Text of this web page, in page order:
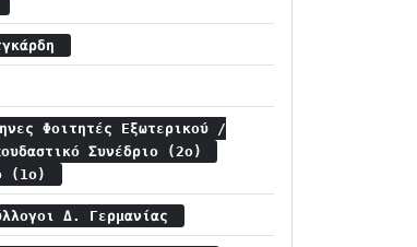
Φοιτητές Εξωτερικού /
Συνέδριο (2ο)
(1ο)
Δ. Γερμανίας